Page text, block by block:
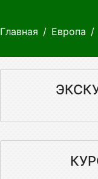
Главная Европа